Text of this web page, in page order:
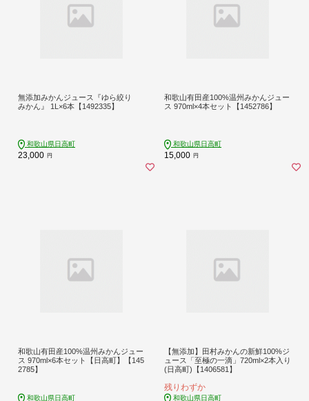
無添加みかんジュース『ゆら絞り
みかん』 1L×6本【1492335】
和歌山県日高町
23,000 円
和歌山有田産100%温州みかんジュー
ス 970ml×4本セット【1452786】
和歌山県日高町
15,000 円
和歌山有田産100%温州みかんジュー
ス 970ml×6本セット【日高町】【145
2785】
和歌山県日高町
【無添加】田村みかんの新鮮100%ジ
ュース「至極の一滴」720ml×2本入り
(日高町)【1406581】
残りわずか
和歌山県日高町